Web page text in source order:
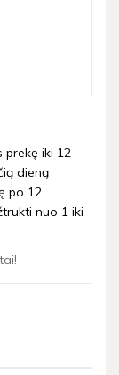
prekę iki 12
dieną
po 12
nuo 1 iki